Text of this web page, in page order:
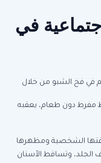
في
في فخ الشبو من خلال
مفرط دون طعام، يعقبه
الشخصية ومظهرها
وتساقط الأسنان